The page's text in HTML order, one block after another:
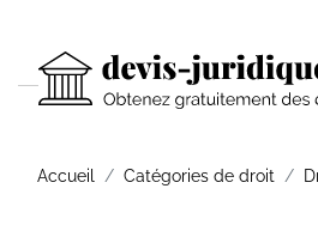
Accueil Catégories de droit